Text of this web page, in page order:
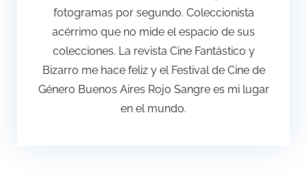
fotogramas por segundo. Coleccionista
acérrimo que no mide el espacio de sus
colecciones. La revista Cine Fantástico y
Bizarro me hace feliz y el Festival de Cine de
Género Buenos Aires Rojo Sangre es mi lugar
en el mundo.